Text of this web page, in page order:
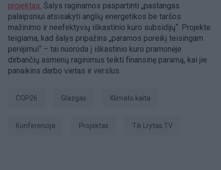
projektas. Šalys raginamos paspartinti „pastangas
palaipsniui atsisakyti anglių energetikos be taršos
mažinimo ir neefektyvių iškastinio kuro subsidijų“. Projekte
teigiama, kad šalys pripažins „paramos poreikį teisingam
perėjimui“ – tai nuoroda į iškastinio kuro pramonėje
dirbančių asmenų raginimus teikti finansinę paramą, kai jie
panaikins darbo vietas ir verslus.
COP26 Glazgas klimato kaita
konferencija Projektas tik Lrytas.TV